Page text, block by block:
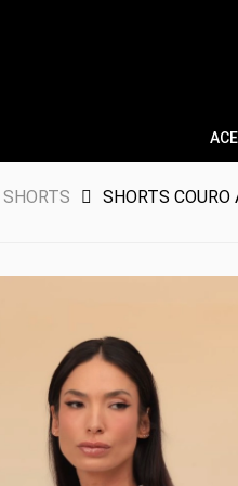
SHORTS SHORTS